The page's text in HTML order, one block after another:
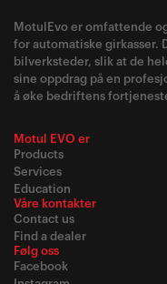
MotulEvo er omfattende
for automatiske girkasser.
bilverksteder, slik at de
sine oppdrag på en
å øke bedriftens
Motul EVO er
Products
Services
Education
Våre kontakter
Contact us
Find a dealer
Følg oss
Facebook